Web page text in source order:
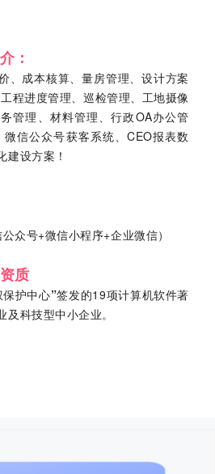
：
、成本核算、量房管理、设计方案
程进度管理、巡检管理、工地摄像
管理、材料管理、行政OA办公管
信公众号获客系统、CEO报表数
建设方案！
众号+微信小程序+企业微信）
质
护中心”签发的19项计算机软件著
科技型中小企业。